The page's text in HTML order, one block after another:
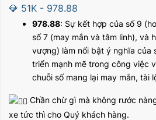
💎 51K - 978.88
978.88: Sự kết hợp của số 9
số 7 (may mắn và tâm linh), và
vượng) làm nổi bật ý nghĩa của
triển mạnh mẽ trong công việc
chuỗi số mang lại may mắn, tài
Chần chừ gì mà không rước
xe tức thì cho Quý khách hàng.